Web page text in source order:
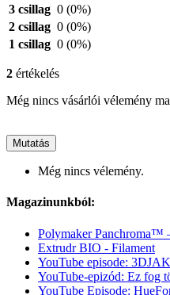
3 csillag 0 (0%)
2 csillag 0 (0%)
1 csillag 0 (0%)
2 értékelés
Még nincs vásárlói vélemény
Mutatás
Még nincs vélemény.
Magazinunkból:
Polymaker Panchroma™
Extrudr BIO - Filament
YouTube episode:
YouTube-epizód: Ez fog
YouTube Episode: